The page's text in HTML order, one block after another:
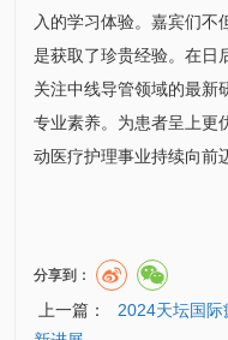
入的学习体验。嘉宾们不
是获取了珍贵经验。在日
关注中线导管领域的最新
专业素养。为患者呈上更
动医疗护理事业持续向前
分享到：
上一篇：
2024天坛国